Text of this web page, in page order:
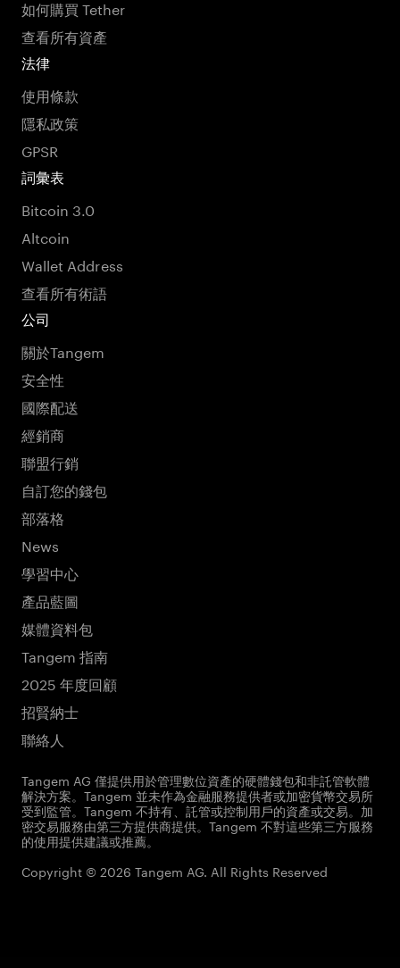
如何購買 Tether
查看所有資產
法律
使用條款
隱私政策
GPSR
詞彙表
Bitcoin 3.0
Altcoin
Wallet Address
查看所有術語
公司
關於Tangem
安全性
國際配送
經銷商
聯盟行銷
自訂您的錢包
部落格
News
學習中心
產品藍圖
媒體資料包
Tangem 指南
2025 年度回顧
招賢納士
聯絡人
Tangem AG 僅提供用於管理數位資產的硬體錢包和非託管軟體
解決方案。Tangem 並未作為金融服務提供者或加密貨幣交易所
受到監管。Tangem 不持有、託管或控制用戶的資產或交易。加
密交易服務由第三方提供商提供。Tangem 不對這些第三方服務
的使用提供建議或推薦。